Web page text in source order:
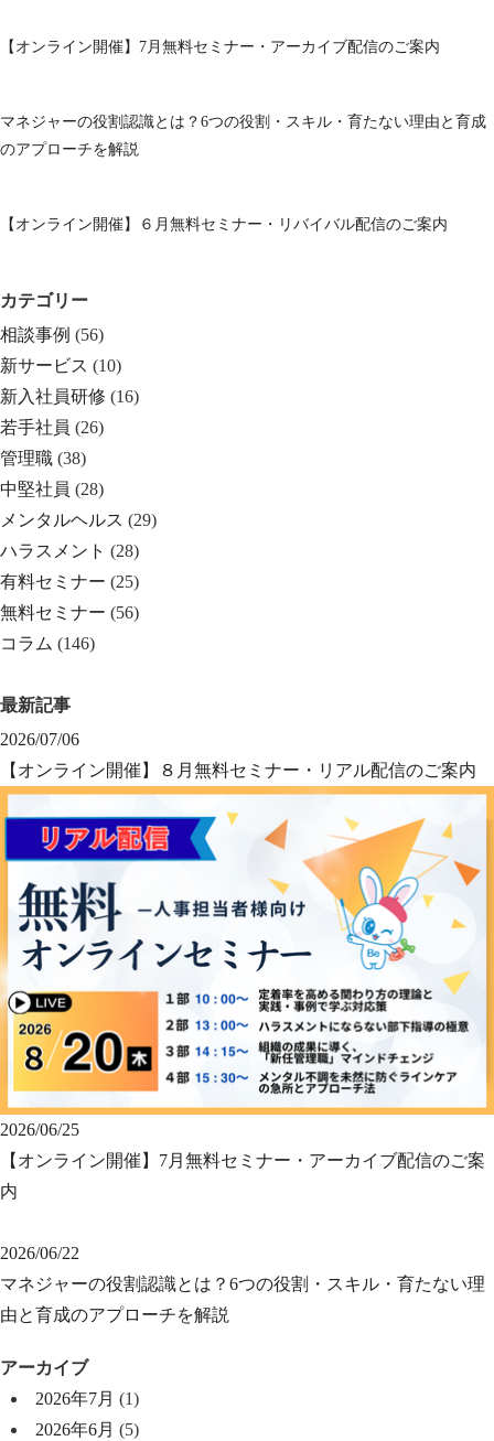
【オンライン開催】7月無料セミナー・アーカイブ配信のご案内
マネジャーの役割認識とは？6つの役割・スキル・育たない理由と育成
のアプローチを解説
【オンライン開催】６月無料セミナー・リバイバル配信のご案内
カテゴリー
相談事例 (56)
新サービス (10)
新入社員研修 (16)
若手社員 (26)
管理職 (38)
中堅社員 (28)
メンタルヘルス (29)
ハラスメント (28)
有料セミナー (25)
無料セミナー (56)
コラム (146)
最新記事
2026/07/06
【オンライン開催】８月無料セミナー・リアル配信のご案内
2026/06/25
【オンライン開催】7月無料セミナー・アーカイブ配信のご案
内
2026/06/22
マネジャーの役割認識とは？6つの役割・スキル・育たない理
由と育成のアプローチを解説
アーカイブ
2026年7月 (1)
2026年6月 (5)